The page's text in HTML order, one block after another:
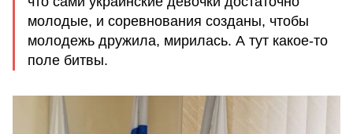
молодые, и соревнования созданы, чтобы
молодежь дружила, мирилась. А тут какое-то
поле битвы.